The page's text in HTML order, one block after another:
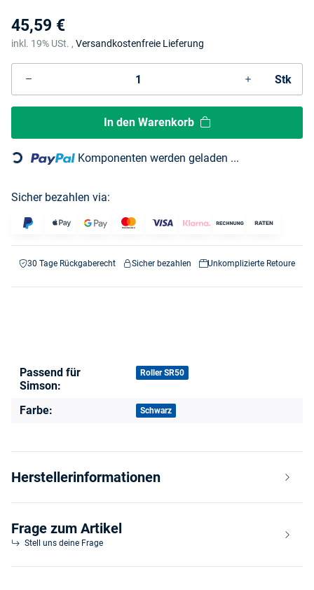
45,59 €
inkl. 19% USt. , Versandkostenfreie Lieferung
Stk
In den Warenkorb
Loading... Komponenten werden geladen ...
Sicher bezahlen via:
30 Tage Rückgaberecht Sicher bezahlen Unkomplizierte Retoure
Produkteigenschaft
Wert
Passend für
Simson:
Roller SR50
Farbe: Schwarz
Herstellerinformationen
Frage zum Artikel
Stell uns deine Frage